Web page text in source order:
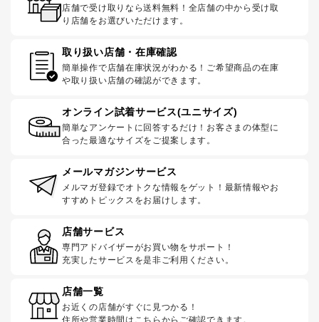
店舗で受け取りなら送料無料！全店舗の中から受け取
り店舗をお選びいただけます。
取り扱い店舗・在庫確認
簡単操作で店舗在庫状況がわかる！ご希望商品の在庫
や取り扱い店舗の確認ができます。
オンライン試着サービス(ユニサイズ)
簡単なアンケートに回答するだけ！お客さまの体型に
合った最適なサイズをご提案します。
メールマガジンサービス
メルマガ登録でオトクな情報をゲット！最新情報やお
すすめトピックスをお届けします。
店舗サービス
専門アドバイザーがお買い物をサポート！
充実したサービスを是非ご利用ください。
店舗一覧
お近くの店舗がすぐに見つかる！
住所や営業時間はこちらからご確認できます。